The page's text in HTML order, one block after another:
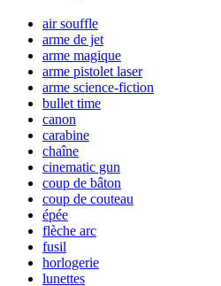
air souffle
arme de jet
arme magique
arme pistolet laser
arme science-fiction
bullet time
canon
carabine
chaîne
cinematic gun
coup de bâton
coup de couteau
épée
flèche arc
fusil
horlogerie
lunettes